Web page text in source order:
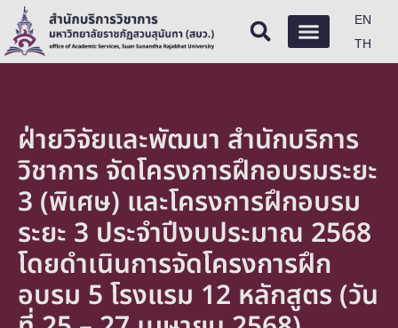
EN
TH
ฝ่ายวิจัยและพัฒนา สำนักบริการ
วิชาการ จัดโครงการฝึกอบรมระยะ
3 (พิเศษ) และโครงการฝึกอบรม
ระยะ 3 ประจำปีงบประมาณ 2568
โดยดำเนินการจัดโครงการฝึก
อบรม 5 โรงแรม 12 หลักสูตร (วัน